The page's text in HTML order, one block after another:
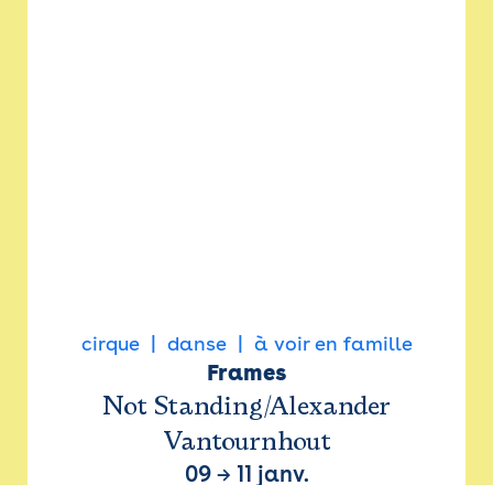
cirque danse à voir en famille
Frames
Not Standing/Alexander
Vantournhout
09→ 11 janv.